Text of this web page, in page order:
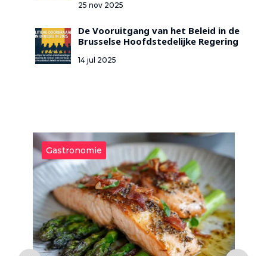
25 nov 2025
De Vooruitgang van het Beleid in de
Brusselse Hoofdstedelijke Regering
14 jul 2025
Gastronomie